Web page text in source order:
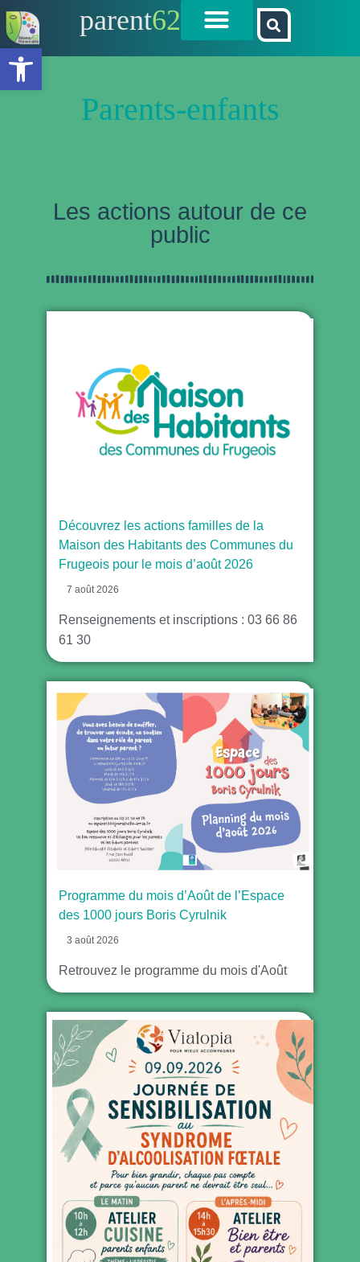
Ouvrir la barre d’outils
parent62
Parents-enfants
Les actions autour de ce
public
Découvrez les actions familles de la
Maison des Habitants des Communes du
Frugeois pour le mois d’août 2026
7 août 2026
Renseignements et inscriptions : 03 66 86
61 30
Programme du mois d’Août de l’Espace
des 1000 jours Boris Cyrulnik
3 août 2026
Retrouvez le programme du mois d'Août